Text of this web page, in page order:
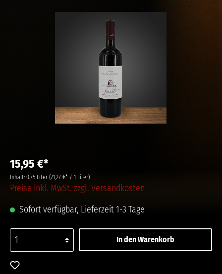
15,95 €*
Inhalt: 0.75 Liter (21,27 €* / 1 Liter)
Preise inkl. MwSt. zzgl. Versandkosten
Sofort verfügbar, Lieferzeit 1-3 Tage
In den Warenkorb